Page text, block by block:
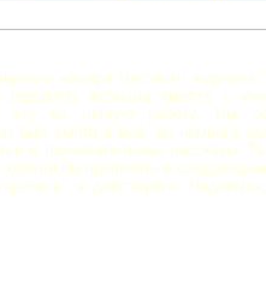
номера местного журнала
журнала вместе с
эту не легкую работу. Им
был выйти в мае, но немного
и познавательные рассказы.
хотели бы прочитать в
а действуйте.